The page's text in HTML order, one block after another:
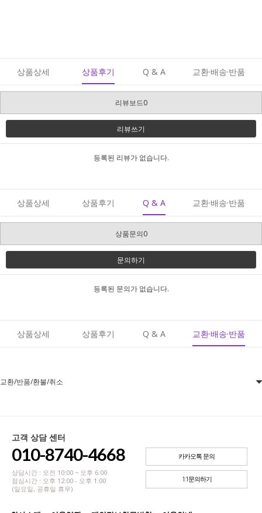
상품상세 상품후기 Q & A 교환·배송·반품
리뷰보드0
리뷰쓰기
등록된 리뷰가 없습니다.
상품상세 상품후기 Q & A 교환·배송·반품
상품문의0
문의하기
등록된 문의가 없습니다.
상품상세 상품후기 Q & A 교환·배송·반품
교환/반품/환불/취소
고객 상담 센터
010-8740-4668
상담시간 : 오전 10:00 ~ 오후 6:00
점심시간 : 오후 12:00 - 오후 1:00
(일요일, 공휴일 휴무)
카카오톡 문의
1:1문의하기